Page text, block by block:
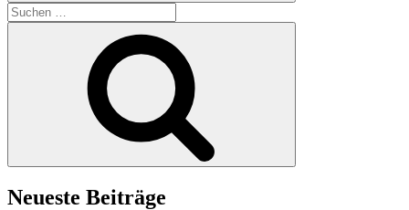
Suche
nach:
Neueste Beiträge